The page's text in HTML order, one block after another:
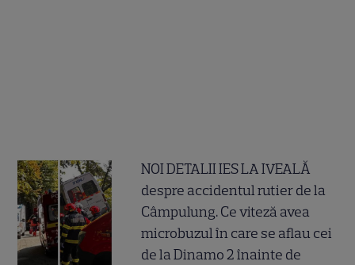
NOI DETALII IES LA IVEALĂ
despre accidentul rutier de la
Câmpulung. Ce viteză avea
microbuzul în care se aflau cei
de la Dinamo 2 înainte de